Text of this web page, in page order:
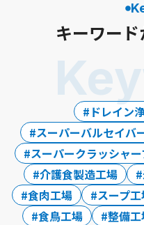
キーワー
ドレイン
スーパーバルセイバ
スーパークラッシャ
介護食製造工場
食肉工場
スープ
食鳥工場
整備